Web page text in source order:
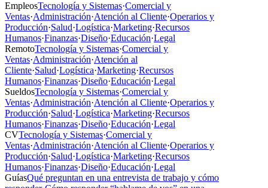
EmpleosTecnología y Sistemas·Comercial y
Ventas·Administración·Atención al Cliente·Operarios y
Producción·Salud·Logística·Marketing·Recursos
Humanos·Finanzas·Diseño·Educación·Legal
RemotoTecnología y Sistemas·Comercial y
Ventas·Administración·Atención al
Cliente·Salud·Logística·Marketing·Recursos
Humanos·Finanzas·Diseño·Educación·Legal
SueldosTecnología y Sistemas·Comercial y
Ventas·Administración·Atención al Cliente·Operarios y
Producción·Salud·Logística·Marketing·Recursos
Humanos·Finanzas·Diseño·Educación·Legal
CVTecnología y Sistemas·Comercial y
Ventas·Administración·Atención al Cliente·Operarios y
Producción·Salud·Logística·Marketing·Recursos
Humanos·Finanzas·Diseño·Educación·Legal
GuíasQué preguntan en una entrevista de trabajo y cómo